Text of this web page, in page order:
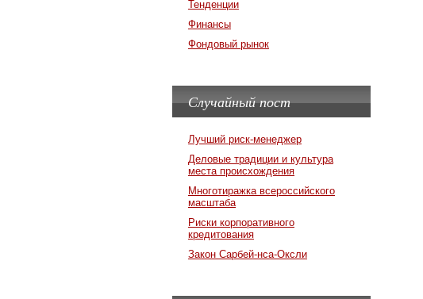
Тенденции
Финансы
Фондовый рынок
Случайный пост
Лучший риск-менеджер
Деловые традиции и культура
места происхождения
Многотиражка всероссийского
масштаба
Риски корпоративного
кредитования
Закон Сарбей-нса-Оксли